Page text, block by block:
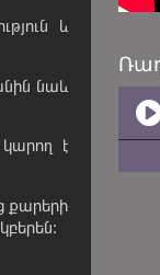
և
նաև
է
քարերի